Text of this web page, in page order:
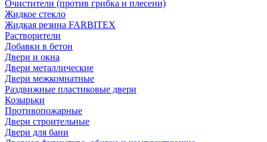
Очистители (против грибка и плесени)
Жидкое стекло
Жидкая резина FARBITEX
Растворители
Добавки в бетон
Двери и окна
Двери металлические
Двери межкомнатные
Раздвижные пластиковые двери
Козырьки
Противопожарные
Двери строительные
Двери для бани